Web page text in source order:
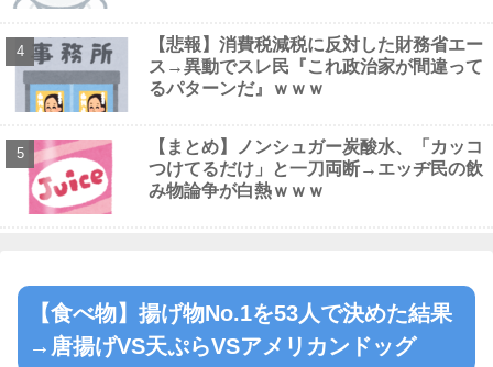
【悲報】消費税減税に反対した財務省エー
ス→異動でスレ民『これ政治家が間違って
るパターンだ』ｗｗｗ
【まとめ】ノンシュガー炭酸水、「カッコ
つけてるだけ」と一刀両断→エッヂ民の飲
み物論争が白熱ｗｗｗ
【食べ物】揚げ物No.1を53人で決めた結果
→唐揚げVS天ぷらVSアメリカンドッグ